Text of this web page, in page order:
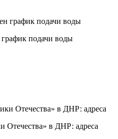
подачи воды
в ДНР: адреса